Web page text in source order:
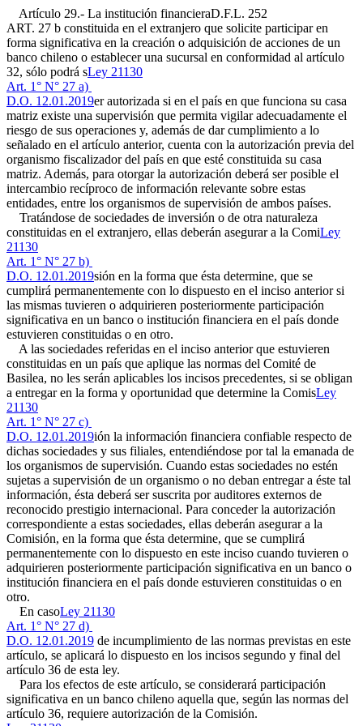
Artículo 29.- La institución financieraD.F.L. 252
ART. 27 b constituida en el extranjero que solicite participar en
forma significativa en la creación o adquisición de acciones de un
banco chileno o establecer una sucursal en conformidad al artículo
32, sólo podrá sLey 21130
Art. 1° N° 27 a)
D.O. 12.01.2019er autorizada si en el país en que funciona su casa
matriz existe una supervisión que permita vigilar adecuadamente el
riesgo de sus operaciones y, además de dar cumplimiento a lo
señalado en el artículo anterior, cuenta con la autorización previa del
organismo fiscalizador del país en que esté constituida su casa
matriz. Además, para otorgar la autorización deberá ser posible el
intercambio recíproco de información relevante sobre estas
entidades, entre los organismos de supervisión de ambos países.
Tratándose de sociedades de inversión o de otra naturaleza
constituidas en el extranjero, ellas deberán asegurar a la ComiLey
21130
Art. 1° N° 27 b)
D.O. 12.01.2019sión en la forma que ésta determine, que se
cumplirá permanentemente con lo dispuesto en el inciso anterior si
las mismas tuvieren o adquirieren posteriormente participación
significativa en un banco o institución financiera en el país donde
estuvieren constituidas o en otro.
A las sociedades referidas en el inciso anterior que estuvieren
constituidas en un país que aplique las normas del Comité de
Basilea, no les serán aplicables los incisos precedentes, si se obligan
a entregar en la forma y oportunidad que determine la ComisLey
21130
Art. 1° N° 27 c)
D.O. 12.01.2019ión la información financiera confiable respecto de
dichas sociedades y sus filiales, entendiéndose por tal la emanada de
los organismos de supervisión. Cuando estas sociedades no estén
sujetas a supervisión de un organismo o no deban entregar a éste tal
información, ésta deberá ser suscrita por auditores externos de
reconocido prestigio internacional. Para conceder la autorización
correspondiente a estas sociedades, ellas deberán asegurar a la
Comisión, en la forma que ésta determine, que se cumplirá
permanentemente con lo dispuesto en este inciso cuando tuvieren o
adquirieren posteriormente participación significativa en un banco o
institución financiera en el país donde estuvieren constituidas o en
otro.
En casoLey 21130
Art. 1° N° 27 d)
D.O. 12.01.2019 de incumplimiento de las normas previstas en este
artículo, se aplicará lo dispuesto en los incisos segundo y final del
artículo 36 de esta ley.
Para los efectos de este artículo, se considerará participación
significativa en un banco chileno aquella que, según las normas del
artículo 36, requiere autorización de la Comisión.